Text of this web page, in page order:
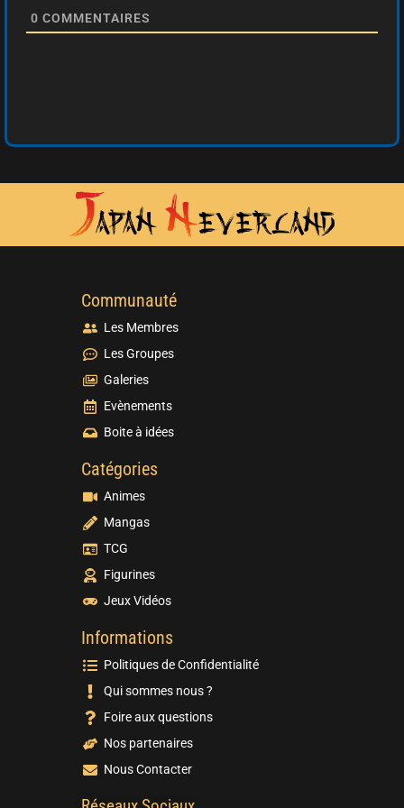
0 COMMENTAIRES
Communauté
Les Membres
Les Groupes
Galeries
Evènements
Boite à idées
Catégories
Animes
Mangas
TCG
Figurines
Jeux Vidéos
Informations
Politiques de Confidentialité
Qui sommes nous ?
Foire aux questions
Nos partenaires
Nous Contacter